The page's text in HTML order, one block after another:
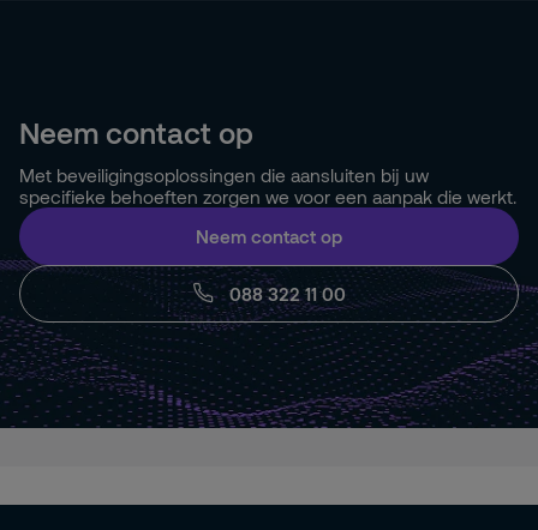
Neem contact op
Met beveiligingsoplossingen die aansluiten bij uw
specifieke behoeften zorgen we voor een aanpak die werkt.
088 322 11 00
Neem contact op